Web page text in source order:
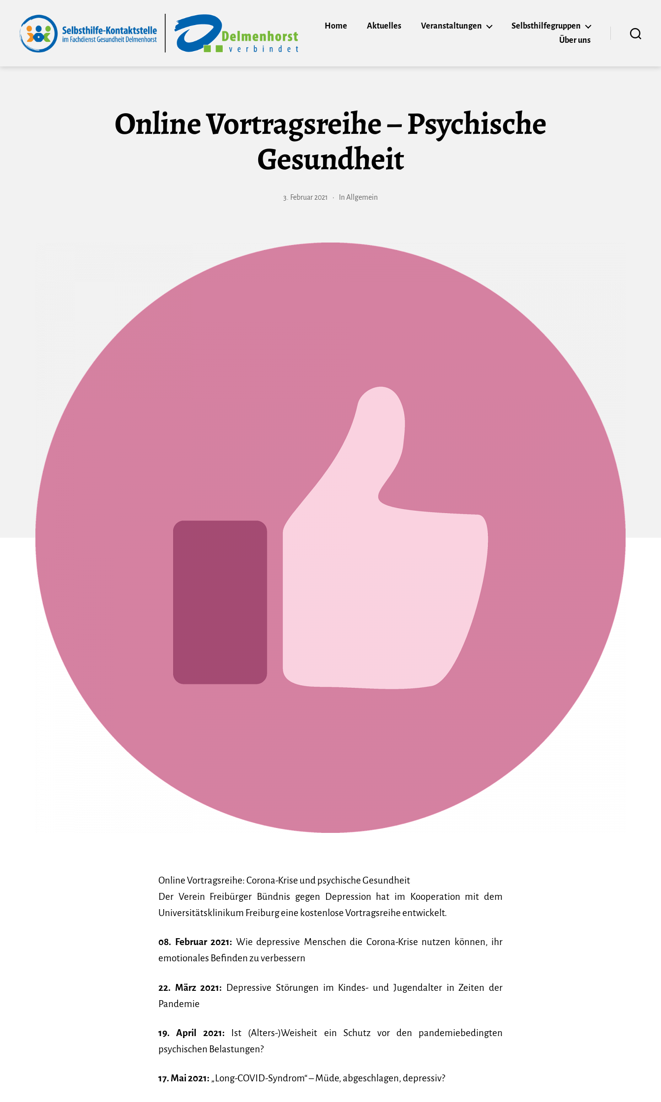
im
Home Aktuelles Veranstaltungen
Selbsthilfegruppen
Über uns
Online Vortragsreihe – Psychische
Gesundheit
3. Februar 2021 In Allgemein
Online Vortragsreihe: Corona-Krise und psychische Gesundheit
Der Verein Freibürger Bündnis gegen Depression hat im Kooperation mit dem
Universitätsklinikum Freiburg eine kostenlose Vortragsreihe entwickelt.
08. Februar 2021: Wie depressive Menschen die Corona-Krise nutzen können, ihr
emotionales Befinden zu verbessern
22. März 2021: Depressive Störungen im Kindes- und Jugendalter in Zeiten der
Pandemie
19. April 2021: Ist (Alters-)Weisheit ein Schutz vor den pandemiebedingten
psychischen Belastungen?
17. Mai 2021: „Long-COVID-Syndrom“ – Müde, abgeschlagen, depressiv?